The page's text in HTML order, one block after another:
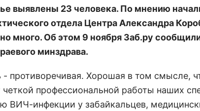
выявлены 23 человека. По мнению
отдела Центра Александра
много. Об этом 9 ноября Заб.ру
минздрава.
- противоречивая. Хорошая в том смысле,
четкой профессиональной работы наших
ВИЧ-инфекции у забайкальцев,